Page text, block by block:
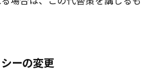
ーの変更